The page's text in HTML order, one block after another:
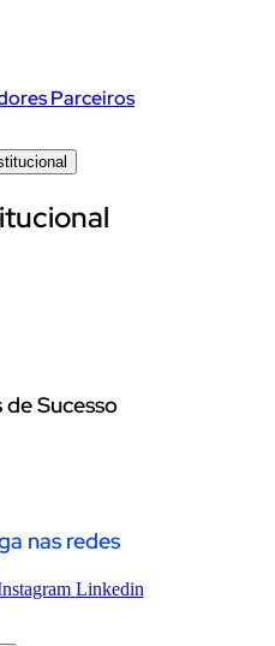
Parceiros
de Sucesso
nas redes
Linkedin